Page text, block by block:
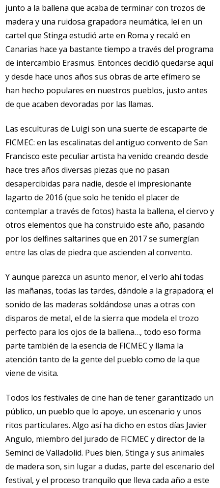
junto a la ballena que acaba de terminar con trozos de
madera y una ruidosa grapadora neumática, leí en un
cartel que Stinga estudió arte en Roma y recaló en
Canarias hace ya bastante tiempo a través del programa
de intercambio Erasmus. Entonces decidió quedarse aquí
y desde hace unos años sus obras de arte efímero se
han hecho populares en nuestros pueblos, justo antes
de que acaben devoradas por las llamas.
Las esculturas de Luigi son una suerte de escaparte de
FICMEC: en las escalinatas del antiguo convento de San
Francisco este peculiar artista ha venido creando desde
hace tres años diversas piezas que no pasan
desapercibidas para nadie, desde el impresionante
lagarto de 2016 (que solo he tenido el placer de
contemplar a través de fotos) hasta la ballena, el ciervo y
otros elementos que ha construido este año, pasando
por los delfines saltarines que en 2017 se sumergían
entre las olas de piedra que ascienden al convento.
Y aunque parezca un asunto menor, el verlo ahí todas
las mañanas, todas las tardes, dándole a la grapadora; el
sonido de las maderas soldándose unas a otras con
disparos de metal, el de la sierra que modela el trozo
perfecto para los ojos de la ballena…, todo eso forma
parte también de la esencia de FICMEC y llama la
atención tanto de la gente del pueblo como de la que
viene de visita.
Todos los festivales de cine han de tener garantizado un
público, un pueblo que lo apoye, un escenario y unos
ritos particulares. Algo así ha dicho en estos días Javier
Angulo, miembro del jurado de FICMEC y director de la
Seminci de Valladolid. Pues bien, Stinga y sus animales
de madera son, sin lugar a dudas, parte del escenario del
festival, y el proceso tranquilo que lleva cada año a este